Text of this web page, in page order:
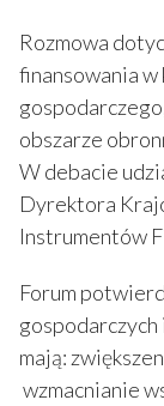
Rozmowa
finansowania
obszarze
W debacie
Dyrektora
Instrumentów
Forum
mają:
wzmacnianie